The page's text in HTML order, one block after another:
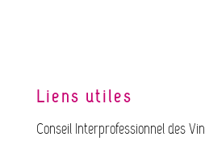
Liens utiles
Conseil Interprofessionnel des